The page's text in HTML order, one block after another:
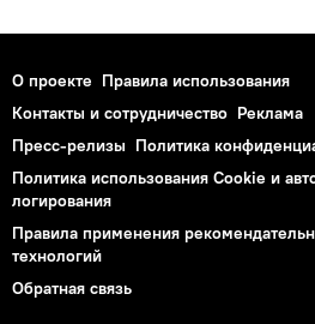
О проекте Правила использования
Контакты и сотрудничество Реклама
Пресс-релизы Политика
Политика использования Cookie и
логирования
Правила применения
технологий
Обратная связь